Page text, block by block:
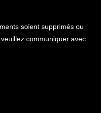
soient supprimés ou
communiquer avec